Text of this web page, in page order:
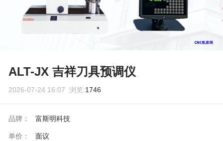
ALT-JX 吉祥刀具预调仪
2026-07-24 16:07 浏览:1746
品牌： 富斯明科技
单价： 面议